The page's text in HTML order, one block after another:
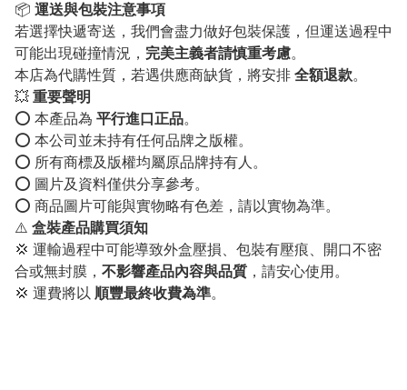
📦 運送與包裝注意事項
若選擇快遞寄送，我們會盡力做好包裝保護，但運送過程中
可能出現碰撞情況， 完美主義者請慎重考慮。
本店為代購性質，若遇供應商缺貨，將安排 全額退款。
💥 重要聲明
⭕️ 本產品為 平行進口正品。
⭕️ 本公司並未持有任何品牌之版權。
⭕️ 所有商標及版權均屬原品牌持有人。
⭕️ 圖片及資料僅供分享參考。
⭕️ 商品圖片可能與實物略有色差，請以實物為準。
⚠️ 盒裝產品購買須知
💢 運輸過程中可能導致外盒壓損、包裝有壓痕、開口不密
合或無封膜， 不影響產品內容與品質 ，請安心使用。
💢 運費將以 順豐最終收費為準。